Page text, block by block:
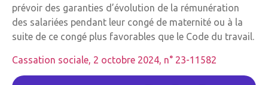
prévoir des garanties d’évolution de la rémunération
des salariées pendant leur congé de maternité ou à la
suite de ce congé plus favorables que le Code du travail.
Cassation sociale, 2 octobre 2024, n° 23-11582